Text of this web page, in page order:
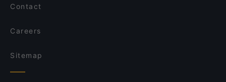
Contact
Careers
Sitemap